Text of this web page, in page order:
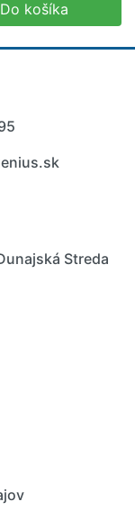
Do košíka
Streda